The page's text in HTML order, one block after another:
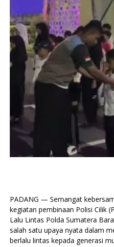
PADANG — Semangat
kegiatan pembinaan Polisi Cilik
Lalu Lintas Polda Sumatera
salah satu upaya nyata dalam
berlalu lintas kepada generasi